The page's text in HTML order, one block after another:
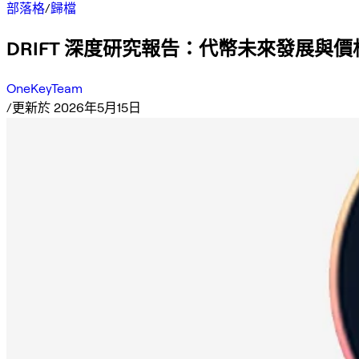
部落格/歸檔
DRIFT 深度研究報告：代幣未來發展與價
OneKeyTeam
/更新於 2026年5月15日